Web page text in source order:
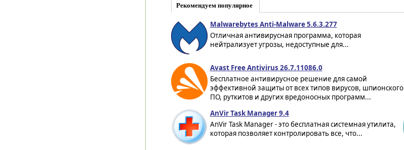
Рекомендуем популярное
Malwarebytes Anti-Malware 5.6.3.277
Отличная антивирусная программа, которая
нейтрализует угрозы, недоступные для...
Avast Free Antivirus 26.7.11086.0
Бесплатное антивирусное решение для самой
эффективной защиты от всех типов вирусов, шпионского
ПО, руткитов и других вредоносных программ...
AnVir Task Manager 9.4
AnVir Task Manager - это бесплатная системная утилита,
которая позволяет контролировать все, что...